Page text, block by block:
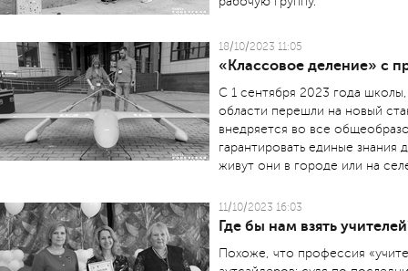
18/10/2023 11:05
«Классовое деление» с
С 1 сентября 2023 года
области перешли на новый
внедряется во все
гарантировать единые знания
живут они в городе или на
11/10/2023 16:03
Где бы нам взять
Похоже, что профессия